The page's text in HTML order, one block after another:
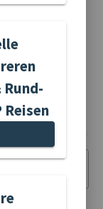
inkl.
Reisen